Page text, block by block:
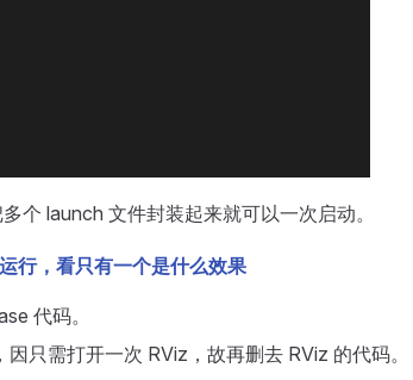
个 launch 文件封装起来就可以一次启动。
行，看只有一个是什么效果
代码。
只需打开一次 RViz，故再删去 RViz 的代码。